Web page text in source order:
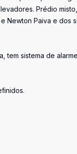
Prédio
Newton Paiva e
tem sistema de